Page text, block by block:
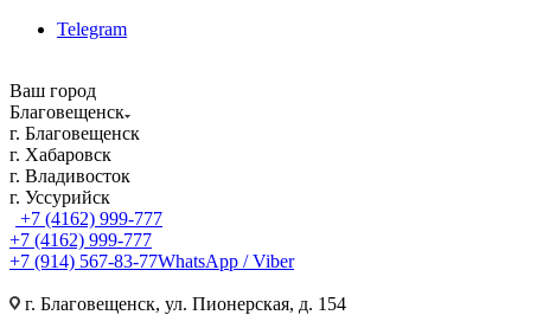
Telegram
Ваш город
Благовещенск
г. Благовещенск
г. Хабаровск
г. Владивосток
г. Уссурийск
+7 (4162) 999-777
+7 (4162) 999-777
+7 (914) 567-83-77WhatsApp / Viber
г. Благовещенск, ул. Пионерская, д. 154